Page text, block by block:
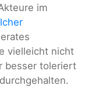
im
vielleicht nicht
besser toleriert